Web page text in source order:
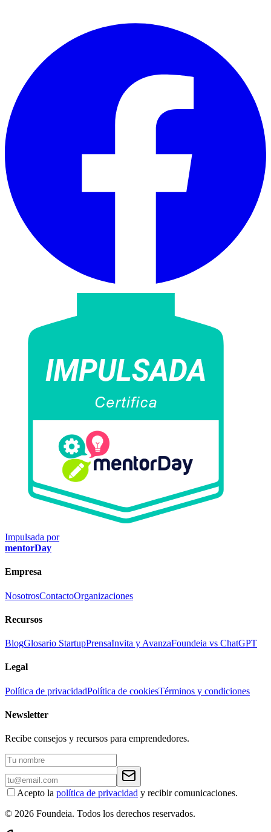
Impulsada por
mentorDay
Empresa
NosotrosContactoOrganizaciones
Recursos
BlogGlosario StartupPrensaInvita y AvanzaFoundeia vs ChatGPT
Legal
Política de privacidadPolítica de cookiesTérminos y condiciones
Newsletter
Recibe consejos y recursos para emprendedores.
Acepto la política de privacidad y recibir comunicaciones.
© 2026 Foundeia. Todos los derechos reservados.